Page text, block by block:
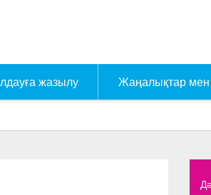
жазылу Жаңалықтар мен